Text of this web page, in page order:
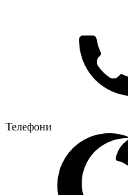
Телефони